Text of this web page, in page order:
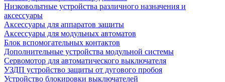
Низковольтные устройства различного назначения и
аксессуары
Аксессуары для аппаратов защиты
Аксессуары для модульных автоматов
Блок вспомогательных контактов
Дополнительные устройства модульной системы
Сервомотор для автоматического выключателя
УЗДП устройство защиты от дугового пробоя
Устройство блокировки выключателей